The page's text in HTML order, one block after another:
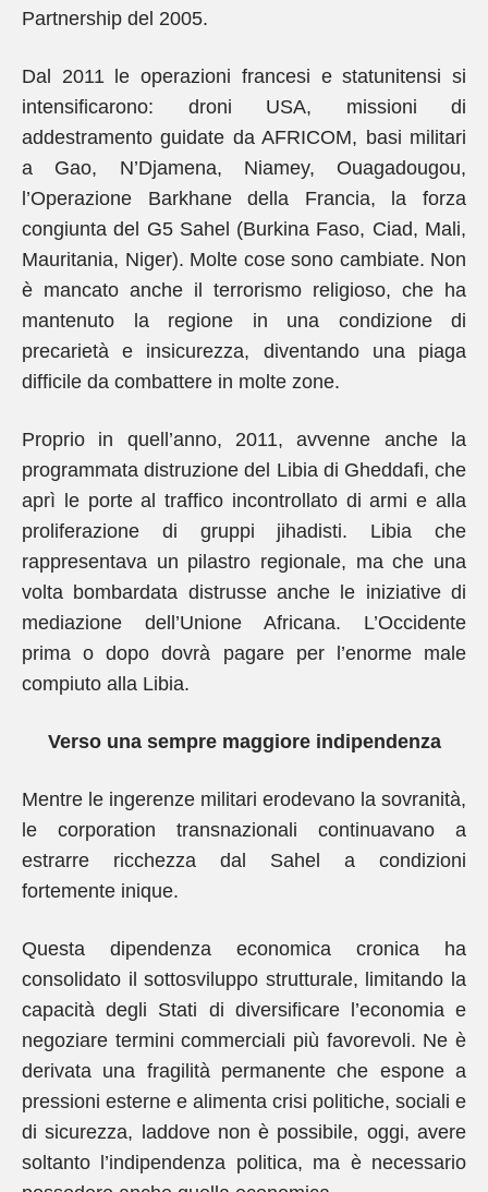
Partnership del 2005.
Dal 2011 le operazioni francesi e statunitensi si
intensificarono: droni USA, missioni di
addestramento guidate da AFRICOM, basi militari
a Gao, N’Djamena, Niamey, Ouagadougou,
l’Operazione Barkhane della Francia, la forza
congiunta del G5 Sahel (Burkina Faso, Ciad, Mali,
Mauritania, Niger). Molte cose sono cambiate. Non
è mancato anche il terrorismo religioso, che ha
mantenuto la regione in una condizione di
precarietà e insicurezza, diventando una piaga
difficile da combattere in molte zone.
Proprio in quell’anno, 2011, avvenne anche la
programmata distruzione del Libia di Gheddafi, che
aprì le porte al traffico incontrollato di armi e alla
proliferazione di gruppi jihadisti. Libia che
rappresentava un pilastro regionale, ma che una
volta bombardata distrusse anche le iniziative di
mediazione dell’Unione Africana. L’Occidente
prima o dopo dovrà pagare per l’enorme male
compiuto alla Libia.
Verso una sempre maggiore indipendenza
Mentre le ingerenze militari erodevano la sovranità,
le corporation transnazionali continuavano a
estrarre ricchezza dal Sahel a condizioni
fortemente inique.
Questa dipendenza economica cronica ha
consolidato il sottosviluppo strutturale, limitando la
capacità degli Stati di diversificare l’economia e
negoziare termini commerciali più favorevoli. Ne è
derivata una fragilità permanente che espone a
pressioni esterne e alimenta crisi politiche, sociali e
di sicurezza, laddove non è possibile, oggi, avere
soltanto l’indipendenza politica, ma è necessario